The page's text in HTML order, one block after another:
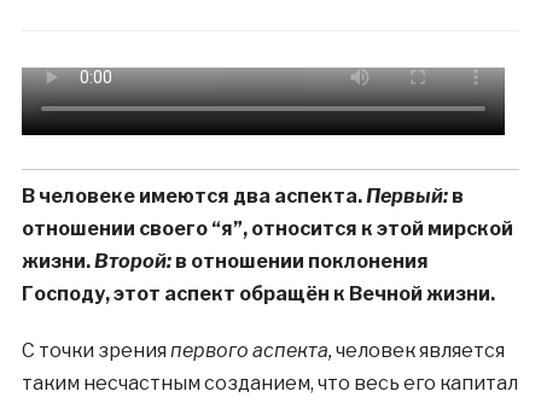
В человеке имеются два аспекта.Первый:в
отношении своего “я”, относится к этой мирской
жизни.Второй:в отношении поклонения
Господу, этот аспект обращён к Вечной жизни.
С точки зрения первого аспекта,человек является
таким несчастным созданием, что весь его капитал